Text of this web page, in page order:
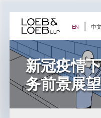
content EN 中文
新冠疫情
务前景展望